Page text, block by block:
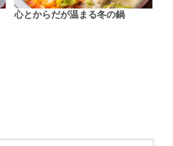
心とからだが温まる冬の鍋